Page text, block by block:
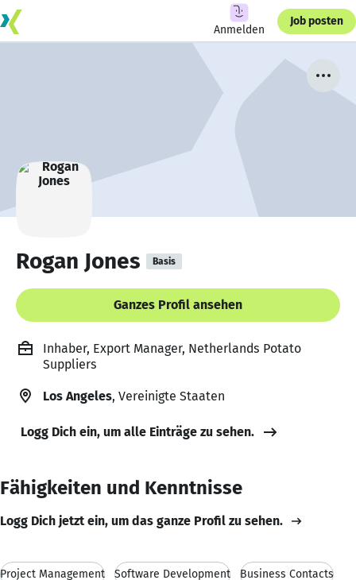
Anmelden
Job posten
Rogan Jones Basis
Ganzes Profil ansehen
Inhaber, Export Manager, Netherlands Potato
Suppliers
Los Angeles, Vereinigte Staaten
Logg Dich ein, um alle Einträge zu sehen.
Fähigkeiten und Kenntnisse
Logg Dich jetzt ein, um das ganze Profil zu sehen.
Project Management Software Development Business Contacts